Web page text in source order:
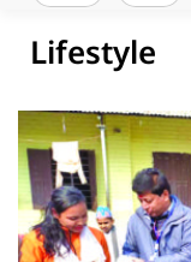
Lifestyle